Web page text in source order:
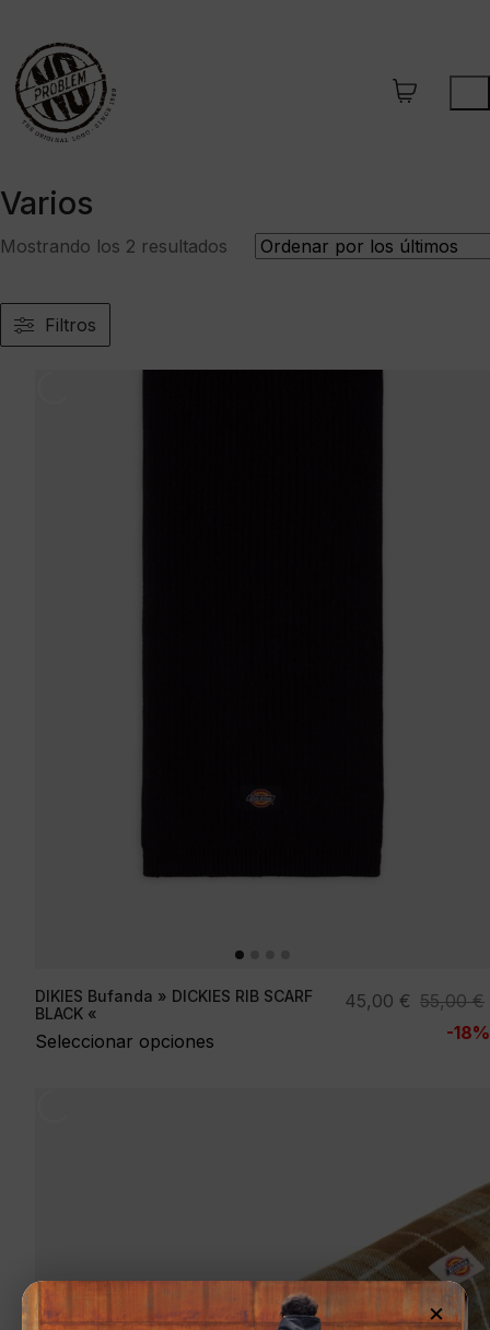
Varios
Mostrando los 2 resultados Ordenado
Filtros
DIKIES Bufanda » DICKIES RIB SCARF
BLACK «
Seleccionar opciones
55,00€
El
45,00 €
El
-18%
×